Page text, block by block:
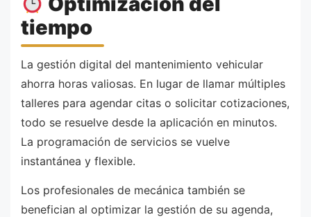
tiempo
La gestión digital del mantenimiento vehicular
ahorra horas valiosas. En lugar de llamar múltiples
talleres para agendar citas o solicitar cotizaciones,
todo se resuelve desde la aplicación en minutos.
La programación de servicios se vuelve
instantánea y flexible.
Los profesionales de mecánica también se
benefician al optimizar la gestión de su agenda,